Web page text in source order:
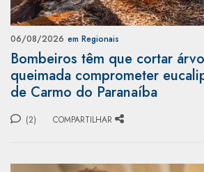
06/08/2026 em Regionais
Bombeiros têm que cortar
queimada comprometer
de Carmo do Paranaíba
(2) COMPARTILHAR